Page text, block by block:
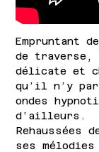
Empruntant
de traverse,
délicate et
qu’il n’y
ondes
d’ailleurs.
Rehaussées
ses